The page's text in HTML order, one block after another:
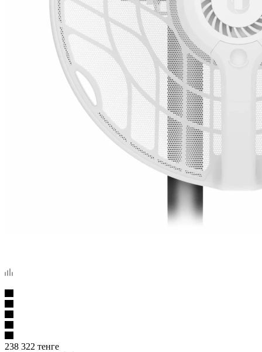
238 322 тенге